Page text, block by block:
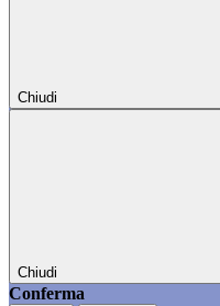
Chiudi
Chiudi
Conferma